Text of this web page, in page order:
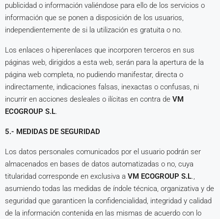
publicidad o información valiéndose para ello de los servicios o
información que se ponen a disposición de los usuarios,
independientemente de si la utilización es gratuita o no.
Los enlaces o hiperenlaces que incorporen terceros en sus
páginas web, dirigidos a esta web, serán para la apertura de la
página web completa, no pudiendo manifestar, directa o
indirectamente, indicaciones falsas, inexactas o confusas, ni
incurrir en acciones desleales o ilícitas en contra de VM
ECOGROUP S.L.
5.- MEDIDAS DE SEGURIDAD
Los datos personales comunicados por el usuario podrán ser
almacenados en bases de datos automatizadas o no, cuya
titularidad corresponde en exclusiva a VM ECOGROUP S.L.,
asumiendo todas las medidas de índole técnica, organizativa y de
seguridad que garanticen la confidencialidad, integridad y calidad
de la información contenida en las mismas de acuerdo con lo